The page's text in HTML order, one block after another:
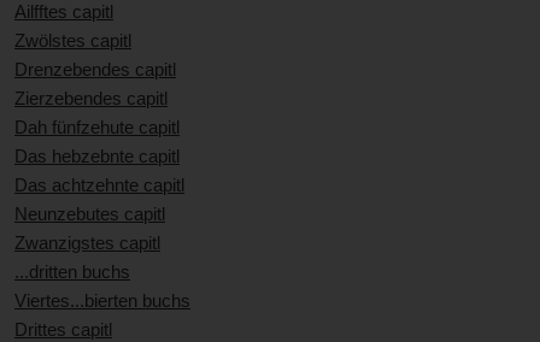
Ailfftes capitl
Zwölstes capitl
Drenzebendes capitl
Zierzebendes capitl
Dah fünfzehute capitl
Das hebzebnte capitl
Das achtzehnte capitl
Neunzebutes capitl
Zwanzigstes capitl
...dritten buchs
Viertes...bierten buchs
Drittes capitl